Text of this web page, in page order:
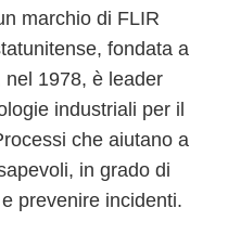
marchio di FLIR
, fondata a
nel 1978, è leader
industriali per il
che aiutano a
in grado di
prevenire incidenti.